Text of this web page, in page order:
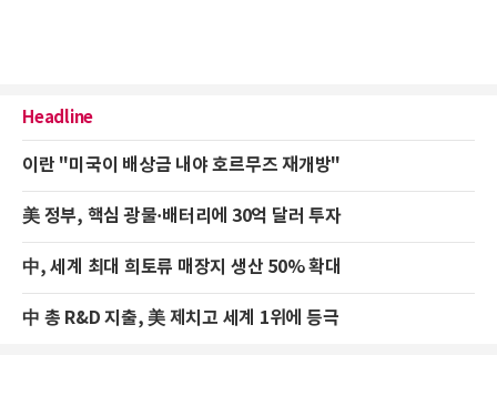
Headline
이란 "미국이 배상금 내야 호르무즈 재개방"
美 정부, 핵심 광물·배터리에 30억 달러 투자
中, 세계 최대 희토류 매장지 생산 50% 확대
中 총 R&D 지출, 美 제치고 세계 1위에 등극